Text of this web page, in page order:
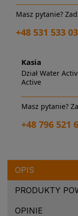
Masz pytanie?
+48 531 533
Kasia
Dział Water
Active
Masz pytanie?
+48 796 521
OPIS
PRODUKTY
OPINIE